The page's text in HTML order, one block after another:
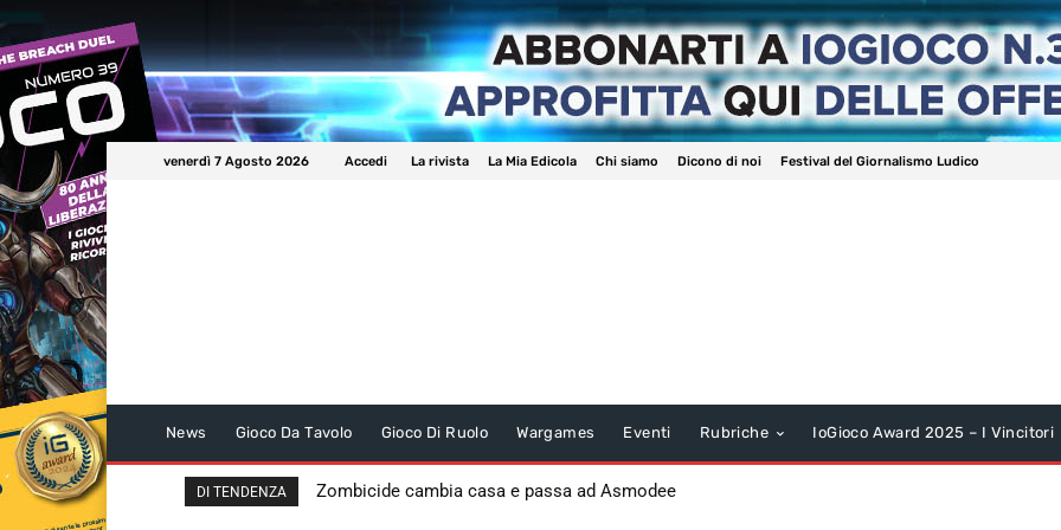
venerdì 7 Agosto 2026 Accedi La rivista La Mia Edicola Chi siamo Dicono di noi Festival del Giornalismo Ludico
News Gioco Da Tavolo Gioco Di Ruolo Wargames Eventi Rubriche IoGioco Award 2025 – I Vincitori
DI TENDENZA Zombicide cambia casa e passa ad Asmodee